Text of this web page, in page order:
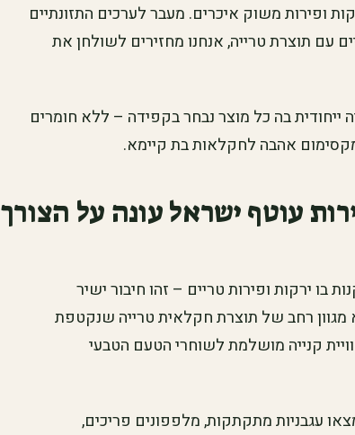
ופירות משוק איכרים. מעבר לערכים התזונתיים
עם תוצרת טרייה, אנחנו מחזירים לשולחן את
ייחודית בה כל מוצר נבחר בקפידה – ללא חומרים
אהבה לחקלאות בת קיימא.
עוטף ישראל עונה על הצורך
ירקות ופירות טריים – זהו חיבור ישיר
רחב של תוצרת חקלאית טרייה שנקטפת
קנייה מושלמת לשוחרי הטעם הטבעי
עגבניות מתקתקות, מלפפונים פריכים,